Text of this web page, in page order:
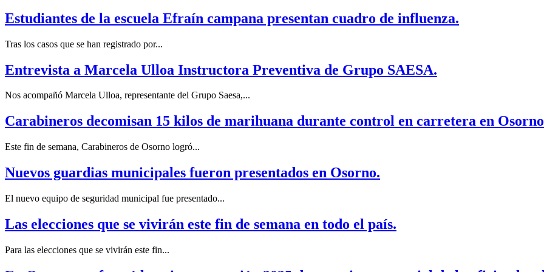
Estudiantes de la escuela Efraín campana presentan cuadro de influenza.
Tras los casos que se han registrado por...
Entrevista a Marcela Ulloa Instructora Preventiva de Grupo SAESA.
Nos acompañó Marcela Ulloa, representante del Grupo Saesa,...
Carabineros decomisan 15 kilos de marihuana durante control en carretera en
Este fin de semana, Carabineros de Osorno logró...
Nuevos guardias municipales fueron presentados en Osorno.
El nuevo equipo de seguridad municipal fue presentado...
Las elecciones que se vivirán este fin de semana en todo el país.
Para las elecciones que se vivirán este fin...